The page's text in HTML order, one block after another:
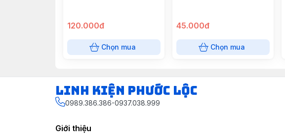
120.000đ
Chọn mua
45.000đ
Chọn mua
LINH KIỆN PHƯỚC LỘC
0989.386.386-0937.038.999
Giới thiệu